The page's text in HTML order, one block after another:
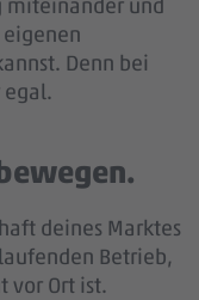
miteinander und
eigenen
Denn bei
egal.
deines Marktes
Betrieb,
vor Ort ist.